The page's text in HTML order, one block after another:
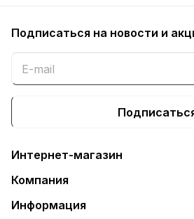
Подписаться на новости и
Интернет-магазин
Компания
Информация